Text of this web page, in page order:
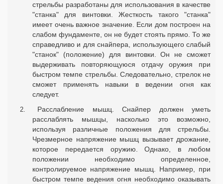
стрельбы разработаны для использования в качестве
"станка" для винтовки. Жесткость такого "станка"
имеет очень важное значение. Если дом построен на
слабом фундаменте, он не будет стоять прямо. То же
справедливо и для снайпера, использующего слабый
"станок" (положение) для винтовки. Он не сможет
выдерживать повторяющуюся отдачу оружия при
быстром темпе стрельбы. Следовательно, стрелок не
сможет применять навыки в ведении огня как
следует.
Расслабление мышц. Снайпер должен уметь
расслаблять мышцы, насколько это возможно,
используя различные положения для стрельбы.
Чрезмерное напряжение мышц вызывает дрожание,
которое передается оружию. Однако, в любом
положении необходимо определенное,
контролируемое напряжение мышц. Например, при
быстром темпе ведения огня необходимо оказывать